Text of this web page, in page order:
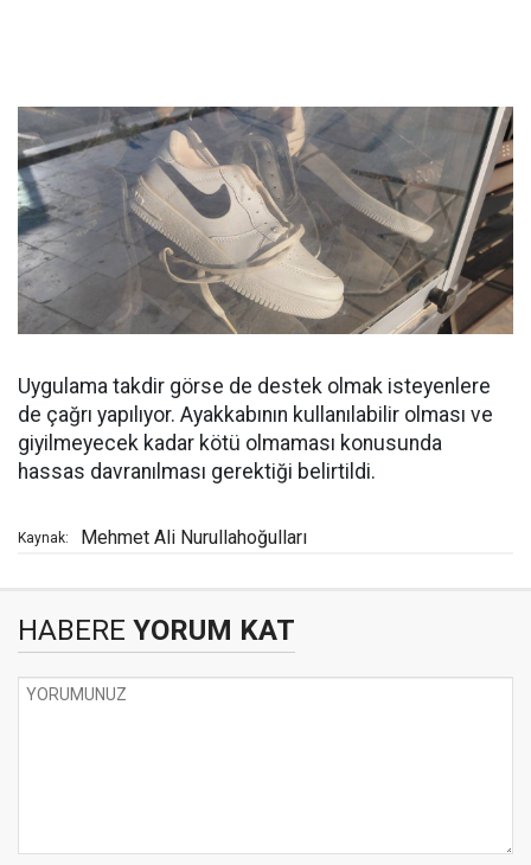
Uygulama takdir görse de destek olmak isteyenlere
de çağrı yapılıyor. Ayakkabının kullanılabilir olması ve
giyilmeyecek kadar kötü olmaması konusunda
hassas davranılması gerektiği belirtildi.
Kaynak: Mehmet Ali Nurullahoğulları
HABERE YORUM KAT